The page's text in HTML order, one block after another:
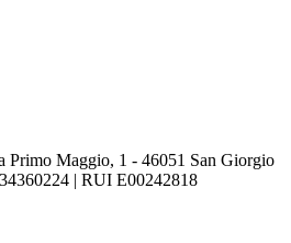
Primo Maggio, 1 - 46051 San Giorgio
| RUI E00242818